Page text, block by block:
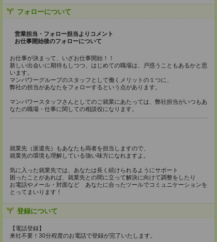
フォローについて
営業担当・フォロー担当よりコメント
お仕事開始後のフォローについて
お仕事が決まって、いざお仕事開始！！
新しい出会いに期待もしつつ、はじめての職場は、戸惑うこともあるかと思
います。
マンパワーグループのスタッフとして働くメリットの１つに、
弊社の担当があなたをフォローするという点があります。
マンパワースタッフさんとしてのご就業にあたっては、弊社担当がいつもあ
なたの職場・仕事に関しての相談役になります。
就業先（派遣先）もあなたも両者を担当しますので、
就業先の環境も理解している強い味方になれますよ。
気に入った就業先では、あなたは長く続けられるようにサポート
困ったことがあれば、就業先との間に立って解決に向けて調整をしたり
お電話やメール・対面など あなたに合ったツールでコミュニケーションを
とってまいります！
登録について
【電話登録】
来社不要！30分程度のお電話で登録が完了いたします。